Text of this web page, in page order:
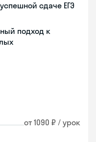
сдаче ЕГЭ
подход к
от 1090 ₽ / урок